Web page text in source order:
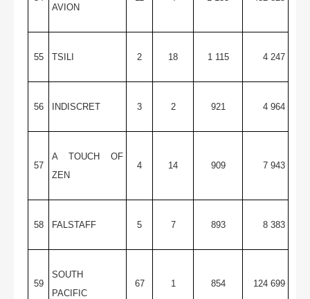
AVION
55 TSILI 2 18 1 115 4 247
56 INDISCRET 3 2 921 4 964
57
A TOUCH OF
ZEN
4 14 909 7 943
58 FALSTAFF 5 7 893 8 383
59
SOUTH
PACIFIC
67 1 854 124 699